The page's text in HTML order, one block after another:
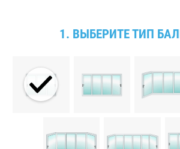
1. ВЫБЕРИТЕ ТИП